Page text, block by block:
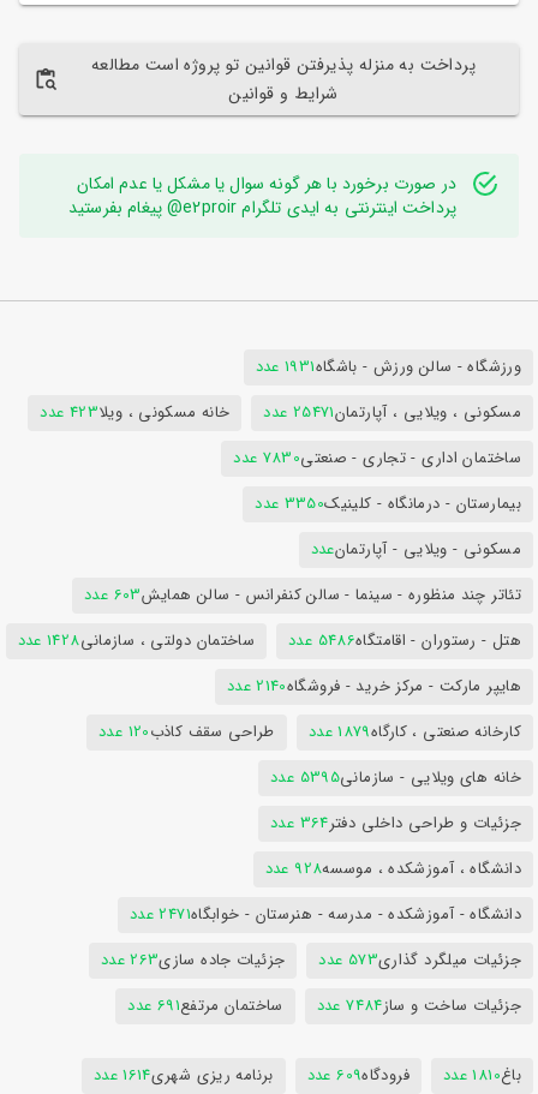
پرداخت به منزله پذیرفتن قوانین تو پروژه است مطالعه
شرایط و قوانین
در صورت برخورد با هر گونه سوال یا مشکل یا عدم امکان
پرداخت اینترنتی به ایدی تلگرام e2proir@ پیغام بفرستید
ورزشگاه - سالن ورزش - باشگاه1931 عدد
مسکونی ، ویلایی ، آپارتمان25471 عدد خانه مسکونی ، ویلا423 عدد
ساختمان اداری - تجاری - صنعتی7830 عدد
بیمارستان - درمانگاه - کلینیک3350 عدد
مسکونی - ویلایی - آپارتمانعدد
تئاتر چند منظوره - سینما - سالن کنفرانس - سالن همایش603 عدد
هتل - رستوران - اقامتگاه5486 عدد ساختمان دولتی ، سازمانی1428 عدد
هایپر مارکت - مرکز خرید - فروشگاه2140 عدد
کارخانه صنعتی ، کارگاه1879 عدد طراحی سقف کاذب120 عدد
خانه های ویلایی - سازمانی5395 عدد
جزئیات و طراحی داخلی دفتر364 عدد
دانشگاه ، آموزشکده ، موسسه928 عدد
دانشگاه - آموزشکده - مدرسه - هنرستان - خوابگاه2471 عدد
جزئیات میلگرد گذاری573 عدد جزئیات جاده سازی263 عدد
جزئیات ساخت و ساز7484 عدد ساختمان مرتفع691 عدد
باغ1810 عدد فرودگاه609 عدد برنامه ریزی شهری1614 عدد